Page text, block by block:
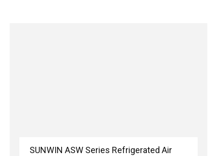
SUNWIN ASW Series Refrigerated Air